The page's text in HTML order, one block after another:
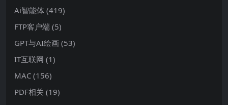
Ai智能体 (419)
FTP客户端 (5)
GPT与AI绘画 (53)
IT互联网 (1)
MAC (156)
PDF相关 (19)